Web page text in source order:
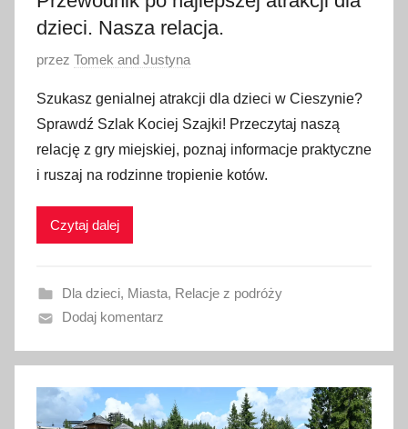
dzieci. Nasza relacja.
O
u
b
l
i
w
n
o
1
m
przez Tomek and Justyna
Szukasz genialnej atrakcji dla dzieci w Cieszynie?
Sprawdź Szlak Kociej Szajki! Przeczytaj naszą
relację z gry miejskiej, poznaj informacje praktyczne
i ruszaj na rodzinne tropienie kotów.
Czytaj dalej
Dla dzieci, Miasta, Relacje z podróży
Dodaj komentarz